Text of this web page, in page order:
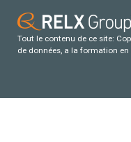
Tout le contenu de ce site:
de données, a la formation